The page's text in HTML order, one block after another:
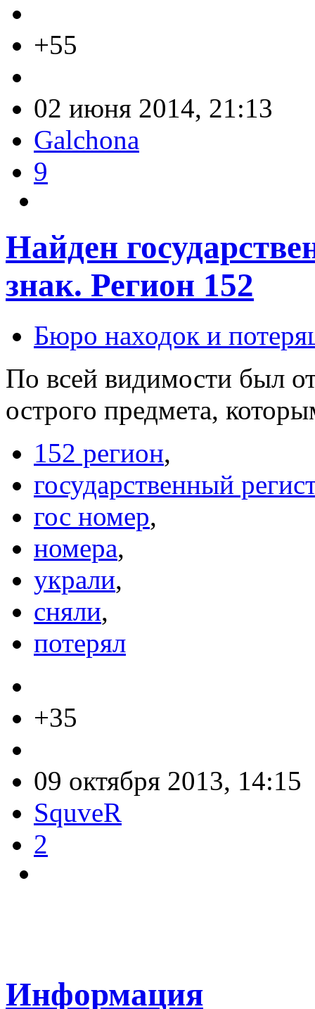
+55
02 июня 2014, 21:13
Galchona
9
Найден
знак. Регион 152
Бюро находок и
По всей видимости был
острого предмета,
152 регион,
государственный
гос номер,
номера,
украли,
сняли,
потерял
+35
09 октября 2013, 14:15
SquveR
2
Информация